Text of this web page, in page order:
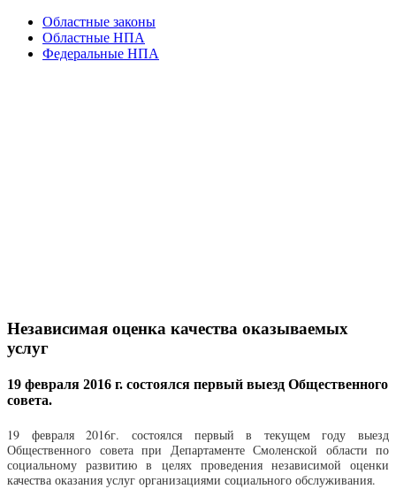
Областные законы
Областные НПА
Федеральные НПА
Независимая оценка качества оказываемых
услуг
19 февраля 2016 г. состоялся первый выезд Общественного
совета.
19 февраля 2016г. состоялся первый в текущем году выезд
Общественного совета при Департаменте Смоленской области по
социальному развитию в целях проведения независимой оценки
качества оказания услуг организациями социального обслуживания.